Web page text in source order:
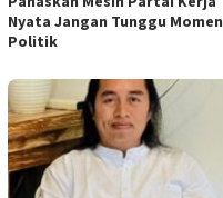
Nyata Jangan Tunggu Momen
Politik